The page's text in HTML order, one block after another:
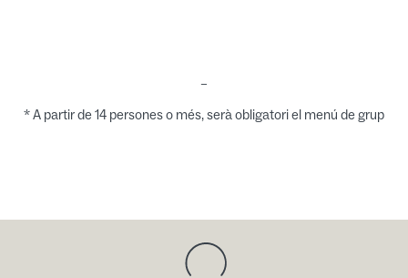
–
* A partir de 14 persones o més, serà obligatori el menú de grup